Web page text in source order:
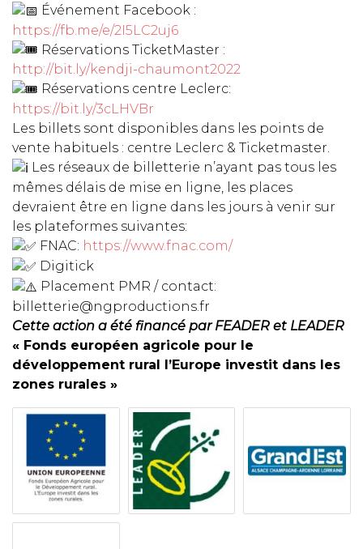
Événement Facebook :
https://fb.me/e/2I5LC2uj6
Réservations TicketMaster :
http://bit.ly/kendji-chaumont2022
Réservations centre Leclerc:
https://bit.ly/3cLHVBr
Les billets sont disponibles dans les points de
vente habituels : centre Leclerc & Ticketmaster.
Les réseaux de billetterie n’ayant pas tous les
mêmes délais de mise en ligne, les places
devraient être en ligne dans les jours à venir sur
les plateformes suivantes:
FNAC: https://www.fnac.com/
Digitick
Placement PMR / contact:
billetterie@ngproductions.fr
Cette action a été financé par FEADER et LEADER
« Fonds européen agricole pour le
développement rural l’Europe investit dans les
zones rurales »